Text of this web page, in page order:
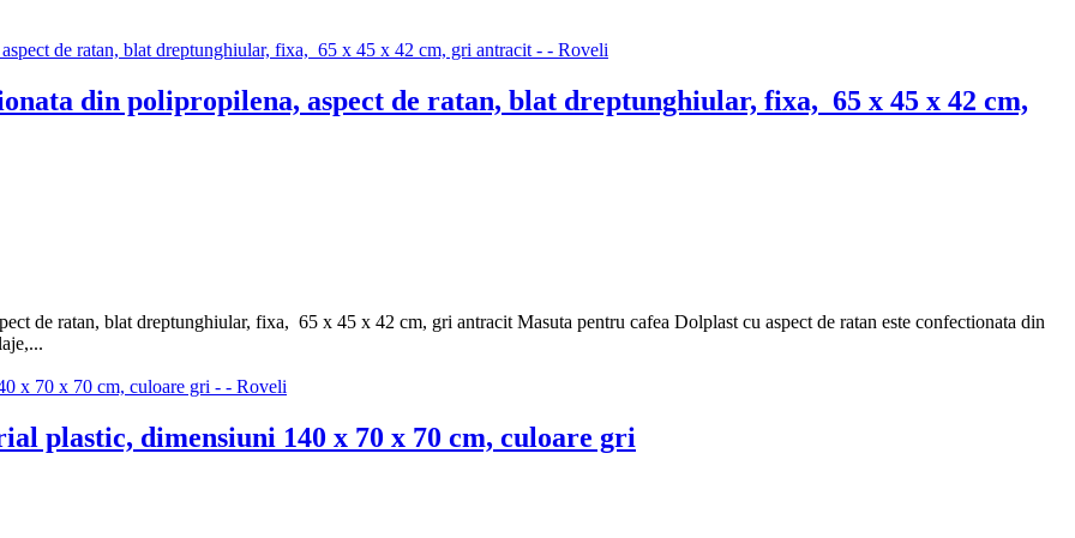
din polipropilena, aspect de ratan, blat dreptunghiular, fixa, 65 x 45 x 42 cm,
de ratan, blat dreptunghiular, fixa, 65 x 45 x 42 cm, gri antracit Masuta pentru cafea Dolplast cu aspect de ratan este confectionata din
plastic, dimensiuni 140 x 70 x 70 cm, culoare gri